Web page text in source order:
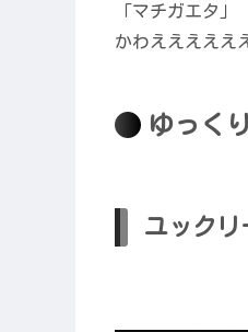
「マチガエタ」
かわえええええ
ゆっく
ユックリ